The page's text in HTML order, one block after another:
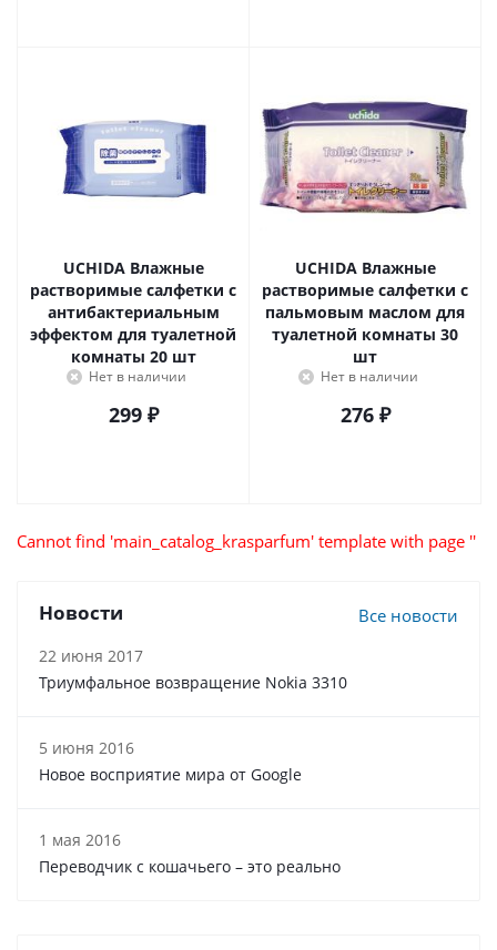
UCHIDA Влажные
растворимые салфетки с
антибактериальным
эффектом для туалетной
комнаты 20 шт
Нет в наличии
299₽
UCHIDA Влажные
растворимые салфетки с
пальмовым маслом для
туалетной комнаты 30
шт
Нет в наличии
276₽
Cannot find 'main_catalog_krasparfum' template with page ''
Новости Все новости
22 июня 2017
Триумфальное возвращение Nokia 3310
5 июня 2016
Новое восприятие мира от Google
1 мая 2016
Переводчик с кошачьего – это реально